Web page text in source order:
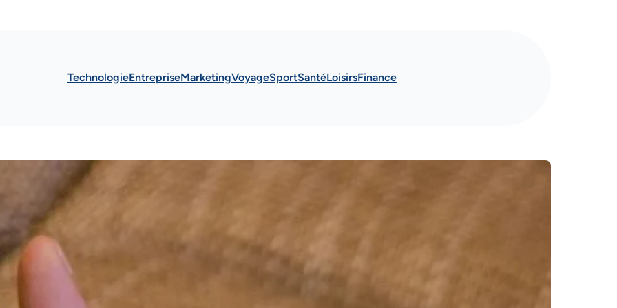
TechnologieEntrepriseMarketingVoyageSportSantéLoisirsFinance